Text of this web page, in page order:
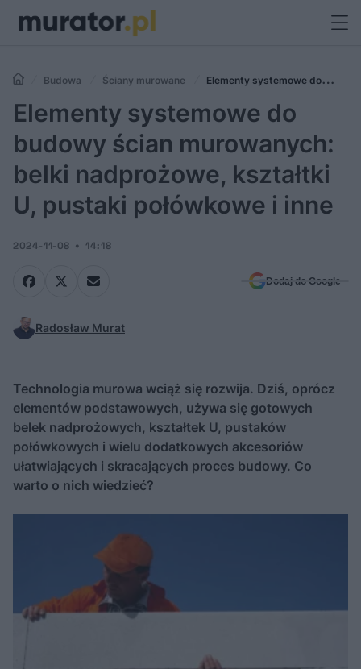
Budowa Ściany murowane
Elementy systemowe do
budowy ścian murowanych: belki nadprożowe, kształtki U, pustaki
połówkowe i inne
Elementy systemowe do
budowy ścian murowanych:
belki nadprożowe, kształtki
U, pustaki połówkowe i inne
2024-11-08 14:18
Dodaj do Google
Radosław Murat
Technologia murowa wciąż się rozwija. Dziś, oprócz
elementów podstawowych, używa się gotowych
belek nadprożowych, kształtek U, pustaków
połówkowych i wielu dodatkowych akcesoriów
ułatwiających i skracających proces budowy. Co
warto o nich wiedzieć?